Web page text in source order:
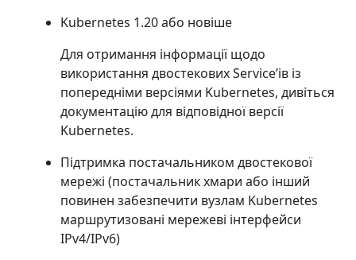
Kubernetes 1.20 або новіше
Для отримання інформації щодо
використання двостекових Serviceʼів із
попередніми версіями Kubernetes, дивіться
документацію для відповідної версії
Kubernetes.
Підтримка постачальником двостекової
мережі (постачальник хмари або інший
повинен забезпечити вузлам Kubernetes
маршрутизовані мережеві інтерфейси
IPv4/IPv6)